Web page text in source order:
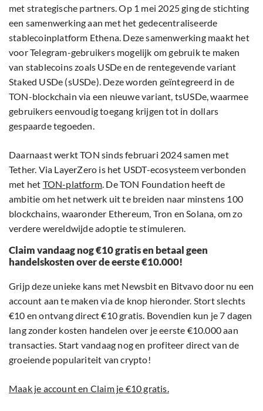
met strategische partners. Op 1 mei 2025 ging de stichting
een samenwerking aan met het gedecentraliseerde
stablecoinplatform Ethena. Deze samenwerking maakt het
voor Telegram-gebruikers mogelijk om gebruik te maken
van stablecoins zoals USDe en de rentegevende variant
Staked USDe (sUSDe). Deze worden geïntegreerd in de
TON-blockchain via een nieuwe variant, tsUSDe, waarmee
gebruikers eenvoudig toegang krijgen tot in dollars
gespaarde tegoeden.
Daarnaast werkt TON sinds februari 2024 samen met
Tether. Via LayerZero is het USDT-ecosysteem verbonden
met het TON-platform. De TON Foundation heeft de
ambitie om het netwerk uit te breiden naar minstens 100
blockchains, waaronder Ethereum, Tron en Solana, om zo
verdere wereldwijde adoptie te stimuleren.
Claim vandaag nog €10 gratis en betaal geen
handelskosten over de eerste €10.000!
Grijp deze unieke kans met Newsbit en Bitvavo door nu een
account aan te maken via de knop hieronder. Stort slechts
€10 en ontvang direct €10 gratis. Bovendien kun je 7 dagen
lang zonder kosten handelen over je eerste €10.000 aan
transacties. Start vandaag nog en profiteer direct van de
groeiende populariteit van crypto!
Maak je account en Claim je €10 gratis.